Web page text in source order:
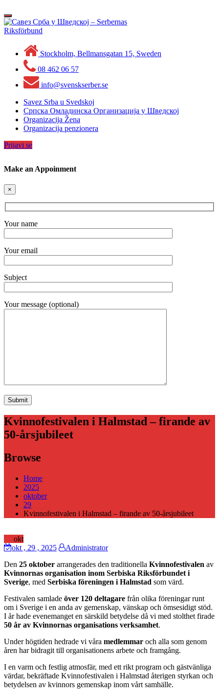
to
content
Toggle
navigation
Stockholm, Bellmansgatan 15, Sweden
08 462 06 57
info@svenskserber.se
Savez Srba u Svedskoj
Српска Омладинска Организација у Шведској
Organizacija Žena
Organizacija penzionera
Prijavi se
Make an Appoinment
×
Your name
Your email
Subject
Your message (optional)
Kvinnofestivalen i Halmstad – firande av
50-årsjubileet
Browse
Home
2025
oktober
29
Kvinnofestivalen i Halmstad – firande av 50-årsjubileet
okt
okt , 29 , 2025
Administrator
Den 25 oktober arrangerades den traditionella Kvinnofestivalen av
Kvinnornas organisation inom Serbiska Riksförbundet i
Sverige, med Serbiska föreningen i Halmstad som värd.
Festivalen samlade över 120 deltagare från olika föreningar runt
om i Sverige i en anda av gemenskap, vänskap och ömsesidigt stöd.
I år hade evenemanget en särskild betydelse då vi med stolthet firade
50 år av Kvinnornas organisations verksamhet.
Under högtiden hedrade vi våra medlemmar och alla som genom
åren har bidragit till organisationens arbete och framgång.
I en varm och festlig atmosfär, med ett rikt program och gästvänliga
värdar, bekräftade Kvinnofestivalen i Halmstad återigen styrkan och
betydelsen av kvinnors gemenskap inom vårt samhälle.